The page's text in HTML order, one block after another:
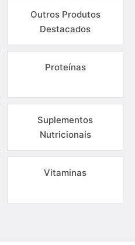
Outros Produtos
Destacados
Proteínas
Suplementos
Nutricionais
Vitaminas